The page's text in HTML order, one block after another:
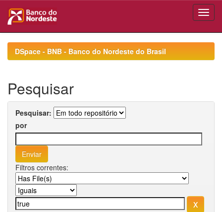
navigationDSpace - BNB - Banco do Nordeste do Brasil
Pesquisar
Pesquisar:
por
Filtros correntes: